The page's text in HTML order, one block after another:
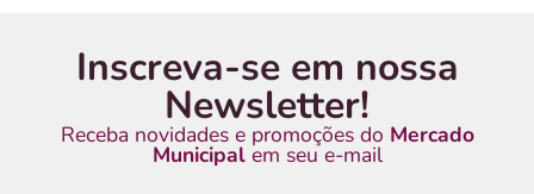
Inscreva-se em nossa
Newsletter!
Receba novidades e promoções do Mercado
Municipalem seu e-mail